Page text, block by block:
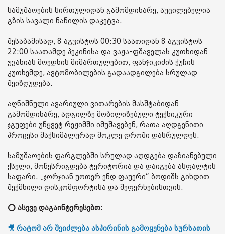
სამუშაოების სირთულიდან გამომდინარე, აუცილებელია
გზის სავალი ნაწილის დაკეტვა.
შესაბამისად, 8 აგვისტოს 00:30 საათიდან 8 აგვისტოს
22:00 საათამდე პეკინისა და ვაჟა-ფშაველას კუთხიდან
ჟვანიას მოედნის მიმართულებით, ფანჯიკიძის ქუჩის
კუთხემდე, ავტომობილების გადაადგილება სრულად
შეიზღუდება.
აღნიშნული ავარიული ვითარების მასშტაბიდან
გამომდინარე, ადგილზე მობილიზებული ტექნიკური
ჯგუფები უწყვეტ რეჟიმში იმუშავებენ, რათა აღდგენითი
პროცესი მაქსიმალურად მოკლე დროში დასრულდეს.
სამუშაოების ფარგლებში სრულად აღდგება დაზიანებული
ქსელი, მოწესრიგდება ტერიტორია და დაიგება ასფალტის
საფარი. „ჯორჯიან უოთერ ენდ ფაუერი“ ბოდიშს გიხდით
შექმნილი დისკომფორტისა და შეფერხებისთვის.
⭕ ასევე დაგაინტერესებთ:
🎥 რატომ არ შეიძლება ასპირინის გამოყენება სურსათის